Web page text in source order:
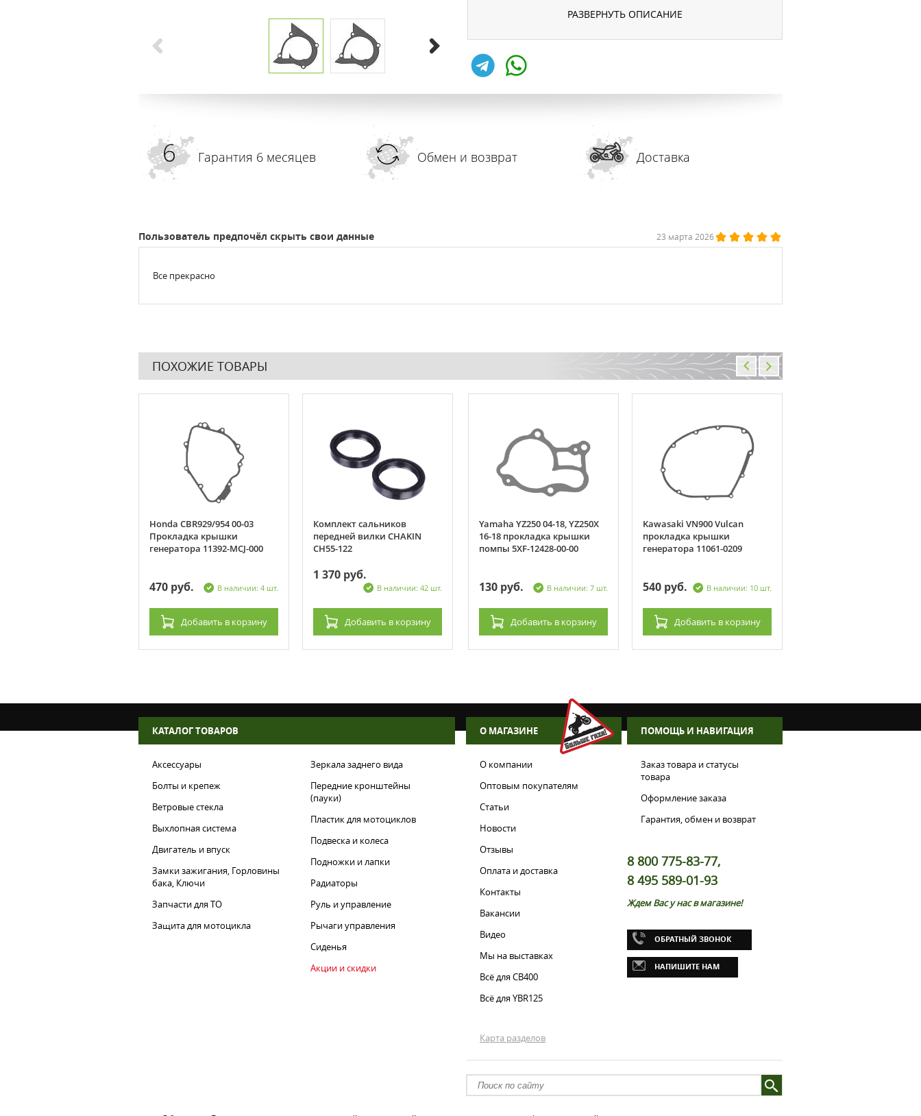
РАЗВЕРНУТЬ ОПИСАНИЕ
Гарантия 6 месяцев Обмен и возврат Доставка
Пользователь предпочёл скрыть свои данные 23 марта 2026
Все прекрасно
ПОХОЖИЕ ТОВАРЫ
Honda CBR929/954 00-03
Прокладка крышки
генератора 11392-MCJ-000
470 руб. В наличии: 4 шт.
Добавить в корзину
Комплект сальников
передней вилки CHAKIN
CH55-122
1 370 руб.
В наличии: 42 шт.
Добавить в корзину
Yamaha YZ250 04-18, YZ250X
16-18 прокладка крышки
помпы 5XF-12428-00-00
130 руб. В наличии: 7 шт.
Добавить в корзину
Kawasaki VN900 Vulcan
прокладка крышки
генератора 11061-0209
540 руб. В наличии: 10 шт.
Добавить в корзину
КАТАЛОГ ТОВАРОВ
Аксессуары
Болты и крепеж
Ветровые стекла
Выхлопная система
Двигатель и впуск
Замки зажигания, Горловины
бака, Ключи
Запчасти для ТО
Защита для мотоцикла
Зеркала заднего вида
Передние кронштейны
(пауки)
Пластик для мотоциклов
Подвеска и колеса
Подножки и лапки
Радиаторы
Руль и управление
Рычаги управления
Сиденья
Акции и скидки
О МАГАЗИНЕ
О компании
Оптовым покупателям
Статьи
Новости
Отзывы
Оплата и доставка
Контакты
Вакансии
Видео
Мы на выставках
Всё для CB400
Всё для YBR125
Карта разделов
ПОМОЩЬ И НАВИГАЦИЯ
Заказ товара и статусы
товара
Оформление заказа
Гарантия, обмен и возврат
8 800 775-83-77,
8 495 589-01-93
Ждем Вас у нас в магазине!
ОБРАТНЫЙ ЗВОНОК
НАПИШИТЕ НАМ